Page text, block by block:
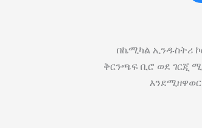
በኬሚካል ኢንዱስትሪ
ቅርንጫፍ ቢሮ ወደ ገርጂ
እንደሚዘዋወር